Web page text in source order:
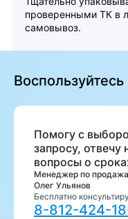
проверенными ТК в
самовывоз.
Помогу с
запросу,
вопросы о
Менеджер по
Олег Ульянов
Бесплатно
8-812-424-